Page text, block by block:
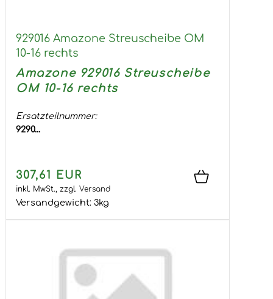
929016 Amazone Streuscheibe OM
10-16 rechts
Amazone 929016 Streuscheibe
OM 10-16 rechts
Ersatzteilnummer:
9290...
307,61 EUR
inkl. MwSt., zzgl. Versand
Versandgewicht: 3kg